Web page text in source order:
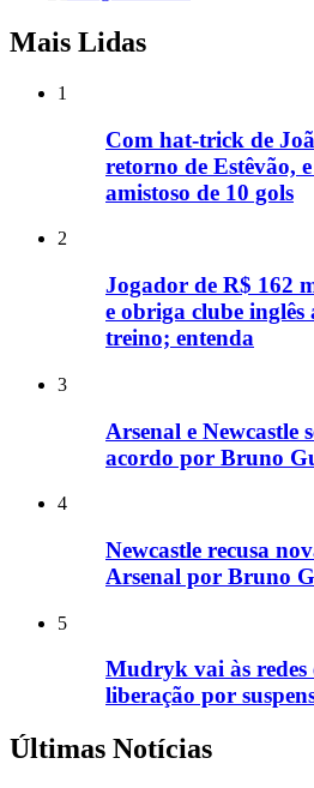
Mais Lidas
1
Com hat-trick de
retorno de Estêvão,
amistoso de 10 gols
2
Jogador de R$ 162
e obriga clube inglês
treino; entenda
3
Arsenal e Newcastle
acordo por Bruno
4
Newcastle recusa
Arsenal por Bruno
5
Mudryk vai às redes
liberação por
Últimas Notícias